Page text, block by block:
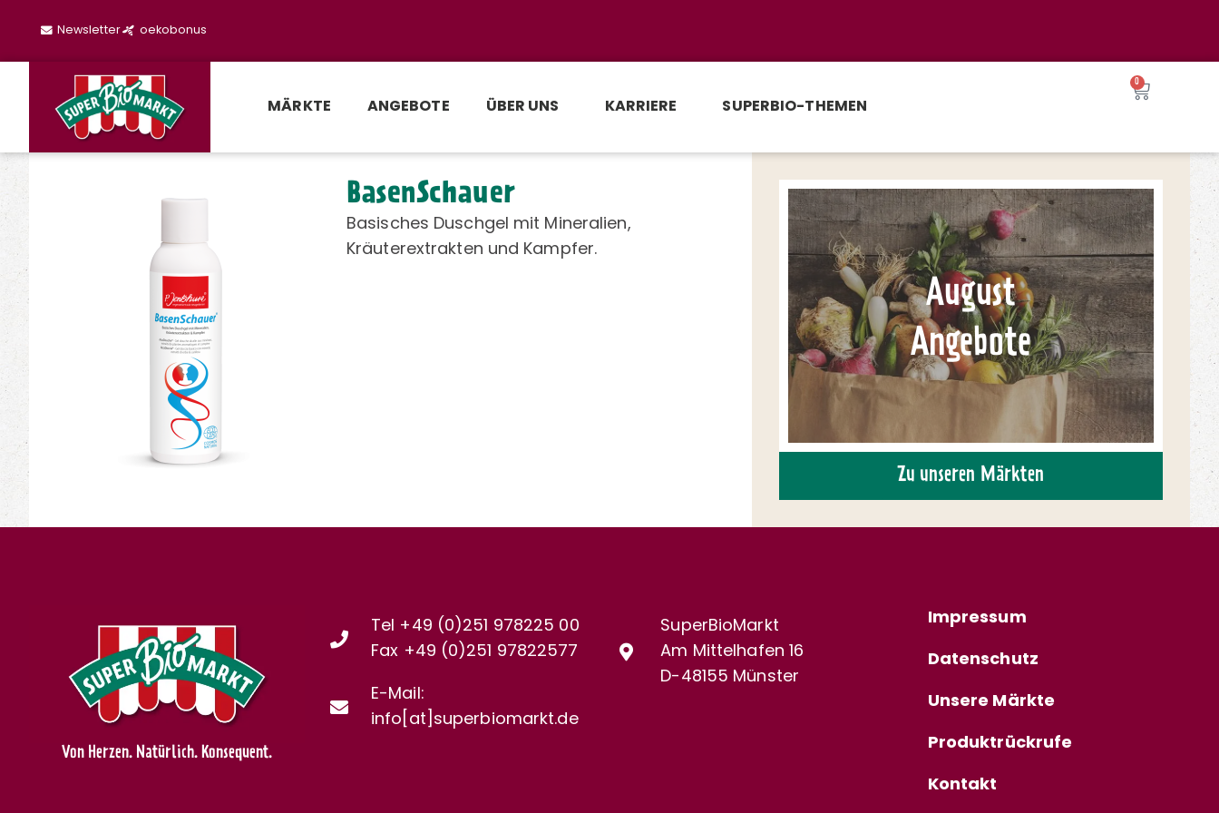
Newsletter oekobonus
MÄRKTE ANGEBOTE ÜBER UNS KARRIERE SUPERBIO-THEMEN
0
BasenSchauer
Basisches Duschgel mit Mineralien,
Kräuterextrakten und Kampfer.
August
Angebote
Zu unseren Märkten
Von Herzen. Natürlich. Konsequent.
Tel +49 (0)251 978225 00
Fax +49 (0)251 97822577
E-Mail:
info[at]superbiomarkt.de
SuperBioMarkt
Am Mittelhafen 16
D-48155 Münster
Impressum
Datenschutz
Unsere Märkte
Produktrückrufe
Kontakt